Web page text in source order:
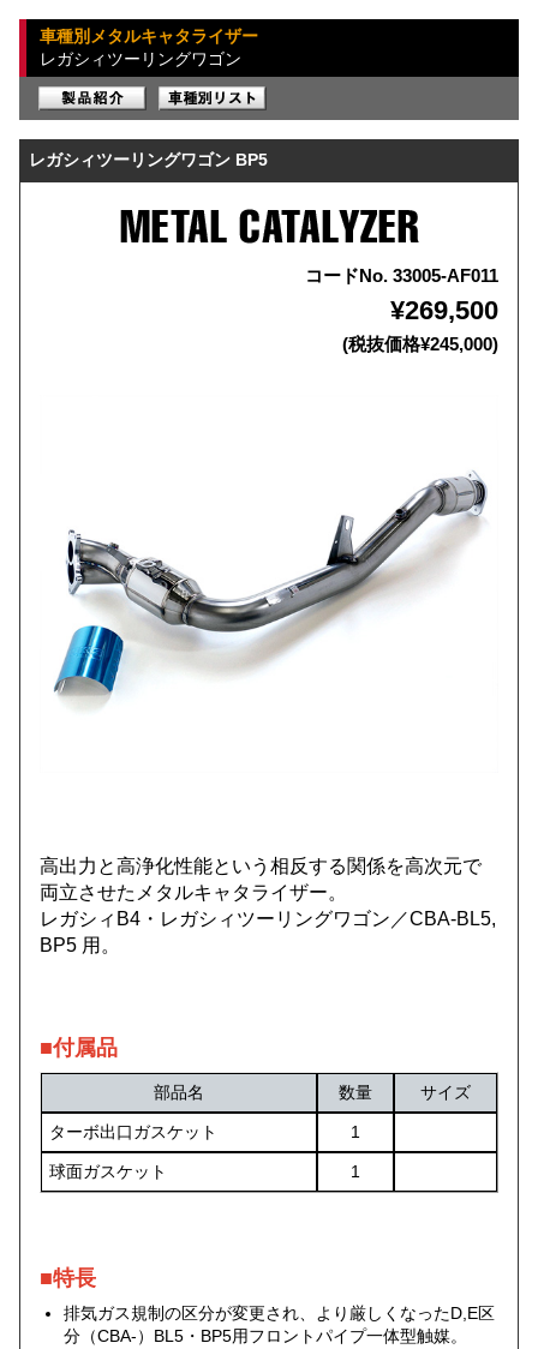
車種別メタルキャタライザー
レガシィツーリングワゴン
レガシィツーリングワゴン BP5
コードNo. 33005-AF011
¥269,500
(税抜価格¥245,000)
高出力と高浄化性能という相反する関係を高次元で
両立させたメタルキャタライザー。
レガシィB4・レガシィツーリングワゴン／CBA-BL5,
BP5 用。
■付属品
部品名 数量 サイズ
ターボ出口ガスケット 1
球面ガスケット 1
■特長
排気ガス規制の区分が変更され、より厳しくなったD,E区
分（CBA-）BL5・BP5用フロントパイプ一体型触媒。